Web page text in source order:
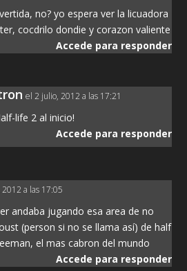
no? yo espera ver la licuadora
cocdrilo dondie y corazon valiente
Accede para responder
el 2 julio, 2012 a las 17:21
life 2 al inicio!
Accede para responder
a las 17:05
andaba jugando esa area de no
(person si no se llama así) de half
el mas cabron del mundo
Accede para responder